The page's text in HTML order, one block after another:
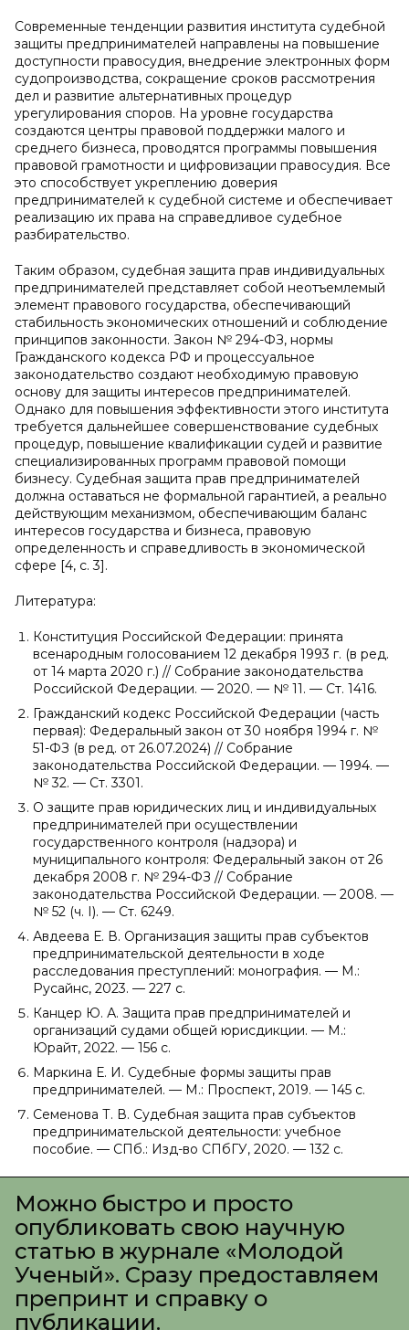
Современные тенденции развития института судебной
защиты предпринимателей направлены на повышение
доступности правосудия, внедрение электронных форм
судопроизводства, сокращение сроков рассмотрения
дел и развитие альтернативных процедур
урегулирования споров. На уровне государства
создаются центры правовой поддержки малого и
среднего бизнеса, проводятся программы повышения
правовой грамотности и цифровизации правосудия. Все
это способствует укреплению доверия
предпринимателей к судебной системе и обеспечивает
реализацию их права на справедливое судебное
разбирательство.
Таким образом, судебная защита прав индивидуальных
предпринимателей представляет собой неотъемлемый
элемент правового государства, обеспечивающий
стабильность экономических отношений и соблюдение
принципов законности. Закон № 294-ФЗ, нормы
Гражданского кодекса РФ и процессуальное
законодательство создают необходимую правовую
основу для защиты интересов предпринимателей.
Однако для повышения эффективности этого института
требуется дальнейшее совершенствование судебных
процедур, повышение квалификации судей и развитие
специализированных программ правовой помощи
бизнесу. Судебная защита прав предпринимателей
должна оставаться не формальной гарантией, а реально
действующим механизмом, обеспечивающим баланс
интересов государства и бизнеса, правовую
определенность и справедливость в экономической
сфере [4, с. 3].
Литература:
Конституция Российской Федерации: принята
всенародным голосованием 12 декабря 1993 г. (в ред.
от 14 марта 2020 г.) // Собрание законодательства
Российской Федерации. — 2020. — № 11. — Ст. 1416.
Гражданский кодекс Российской Федерации (часть
первая): Федеральный закон от 30 ноября 1994 г. №
51-ФЗ (в ред. от 26.07.2024) // Собрание
законодательства Российской Федерации. — 1994. —
№ 32. — Ст. 3301.
О защите прав юридических лиц и индивидуальных
предпринимателей при осуществлении
государственного контроля (надзора) и
муниципального контроля: Федеральный закон от 26
декабря 2008 г. № 294-ФЗ // Собрание
законодательства Российской Федерации. — 2008. —
№ 52 (ч. I). — Ст. 6249.
Авдеева Е. В. Организация защиты прав субъектов
предпринимательской деятельности в ходе
расследования преступлений: монография. — М.:
Русайнс, 2023. — 227 с.
Канцер Ю. А. Защита прав предпринимателей и
организаций судами общей юрисдикции. — М.:
Юрайт, 2022. — 156 с.
Маркина Е. И. Судебные формы защиты прав
предпринимателей. — М.: Проспект, 2019. — 145 с.
Семенова Т. В. Судебная защита прав субъектов
предпринимательской деятельности: учебное
пособие. — СПб.: Изд-во СПбГУ, 2020. — 132 с.
Можно быстро и просто
опубликовать свою научную
статью в журнале «Молодой
Ученый». Сразу предоставляем
препринт и справку о
публикации.